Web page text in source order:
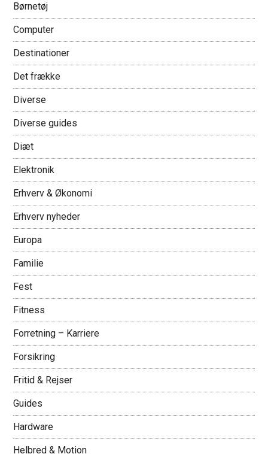
Børnetøj
Computer
Destinationer
Det frække
Diverse
Diverse guides
Diæt
Elektronik
Erhverv & Økonomi
Erhverv nyheder
Europa
Familie
Fest
Fitness
Forretning – Karriere
Forsikring
Fritid & Rejser
Guides
Hardware
Helbred & Motion